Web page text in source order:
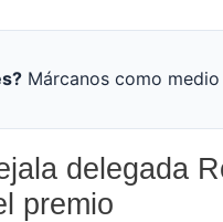
Márcanos como
delegada
premio